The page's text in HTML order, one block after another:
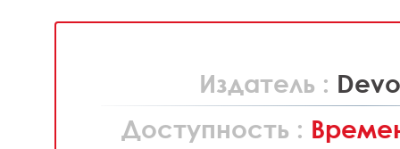
Издатель :
Доступность :